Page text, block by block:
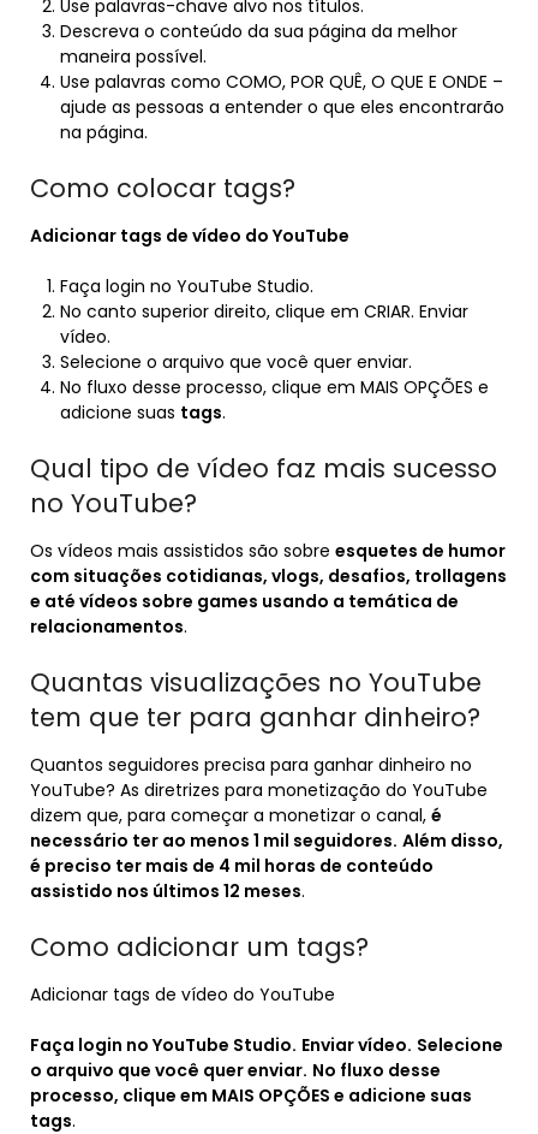
Use palavras-chave alvo nos títulos.
Descreva o conteúdo da sua página da melhor
maneira possível.
Use palavras como COMO, POR QUÊ, O QUE E ONDE –
ajude as pessoas a entender o que eles encontrarão
na página.
Como colocar tags?
Adicionar tags de vídeo do YouTube
Faça login no YouTube Studio.
No canto superior direito, clique em CRIAR. Enviar
vídeo.
Selecione o arquivo que você quer enviar.
No fluxo desse processo, clique em MAIS OPÇÕES e
adicione suas tags.
Qual tipo de vídeo faz mais sucesso
no YouTube?
Os vídeos mais assistidos são sobre esquetes de humor
com situações cotidianas, vlogs, desafios, trollagens
e até vídeos sobre games usando a temática de
relacionamentos.
Quantas visualizações no YouTube
tem que ter para ganhar dinheiro?
Quantos seguidores precisa para ganhar dinheiro no
YouTube? As diretrizes para monetização do YouTube
dizem que, para começar a monetizar o canal, é
necessário ter ao menos 1 mil seguidores. Além disso,
é preciso ter mais de 4 mil horas de conteúdo
assistido nos últimos 12 meses.
Como adicionar um tags?
Adicionar tags de vídeo do YouTube
Faça login no YouTube Studio. Enviar vídeo. Selecione
o arquivo que você quer enviar. No fluxo desse
processo, clique em MAIS OPÇÕES e adicione suas
tags.